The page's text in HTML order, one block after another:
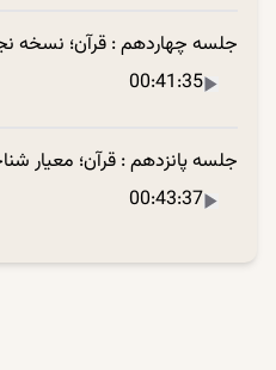
جلسه چهاردهم : قرآن؛ نسخه
00:41:35
جلسه پانزدهم : قرآن؛ معیار
00:43:37